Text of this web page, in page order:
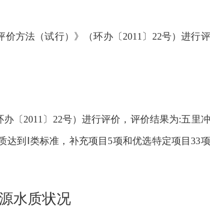
方法（试行）》（环办〔2011〕22号）进行评
办 〔 2011 〕 22号）进行评价，评价结果为:五里
达到Ⅰ类标准，补充项目5项和优选特定项目33
水质状况